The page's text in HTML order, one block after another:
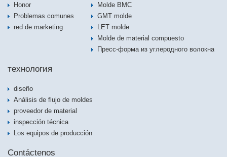
Honor
Problemas comunes
red de marketing
Molde BMC
GMT molde
LET molde
Molde de material compuesto
Пресс-форма из углеродного волокна
технология
diseño
Análisis de flujo de moldes
proveedor de material
inspección técnica
Los equipos de producción
Contáctenos